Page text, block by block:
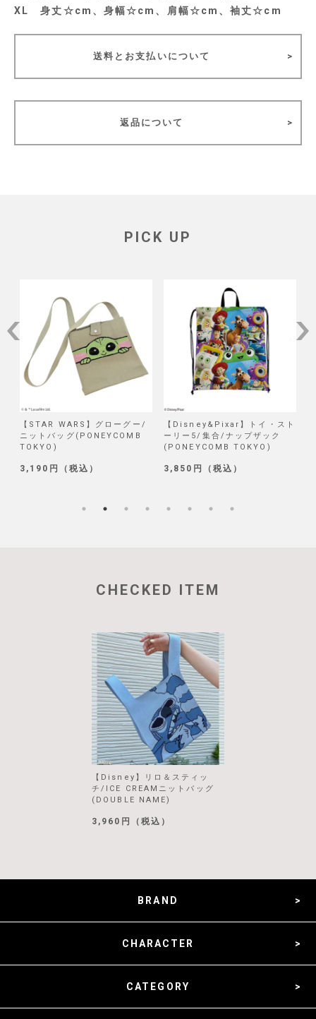
XL 身丈☆cm、身幅☆cm、肩幅☆cm、袖丈☆cm
送料とお支払いについて
返品について
PICK UP
【STAR WARS】グローグー/
ニットバッグ(PONEYCOMB
TOKYO)
3,190円（税込）
【Disney&Pixar】トイ・スト
ーリー5/集合/ナップザック
(PONEYCOMB TOKYO)
3,850円（税込）
CHECKED ITEM
【Disney】リロ＆スティッ
チ/ICE CREAMニットバッグ
(DOUBLE NAME)
3,960円（税込）
BRAND
CHARACTER
CATEGORY